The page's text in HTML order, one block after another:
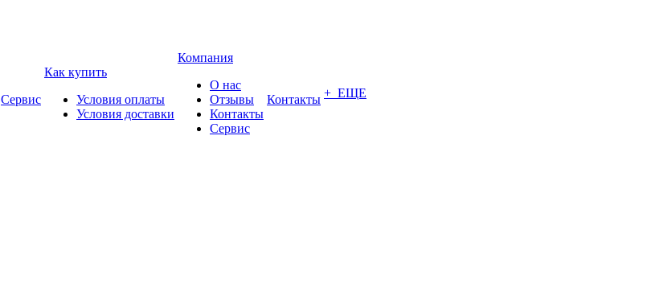
Сервис
Как купить
Условия оплаты
Условия доставки
Компания
О нас
Отзывы
Контакты
Сервис
Контакты + ЕЩЕ